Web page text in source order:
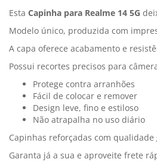
Esta Capinha para Realme 14 5G
Modelo único, produzida com
A capa oferece acabamento e
Possui recortes precisos para
Protege contra arranhões
Fácil de colocar e remover
Design leve, fino e estiloso
Não atrapalha no uso diário
Capinhas reforçadas com
Garanta já a sua e aproveite frete